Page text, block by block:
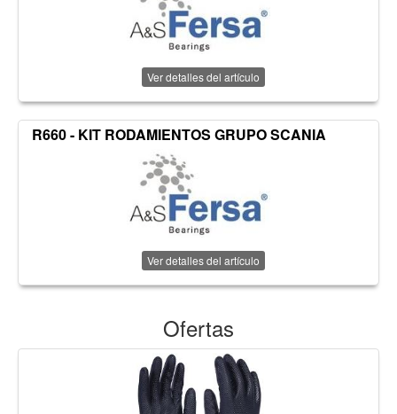
Ver detalles del artículo
R660 - KIT RODAMIENTOS GRUPO SCANIA
Ver detalles del artículo
Ofertas